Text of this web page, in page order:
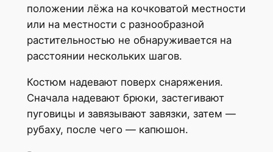
положении лёжа на кочковатой местности
или на местности с разнообразной
растительностью не обнаруживается на
расстоянии нескольких шагов.
Костюм надевают поверх снаряжения.
Сначала надевают брюки, застегивают
пуговицы и завязывают завязки, затем —
рубаху, после чего — капюшон.